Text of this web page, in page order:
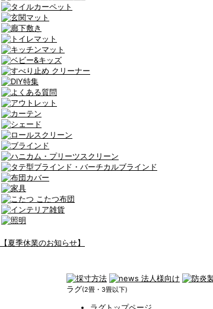
【夏季休業のお知らせ】
ラグ(2畳・3畳以下)
ラグトップページ